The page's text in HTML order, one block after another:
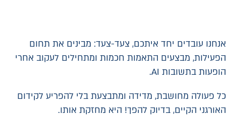
אנחנו עובדים יחד איתכם, צעד-צעד: מבינים את תחום
הפעילות, מבצעים התאמות חכמות ומתחילים לעקוב אחרי
הופעות בתשובות AI.
כל פעולה מחושבת, מדידה ומתבצעת בלי להפריע לקידום
האורגני הקיים, בדיוק להפך! היא מחזקת אותו.